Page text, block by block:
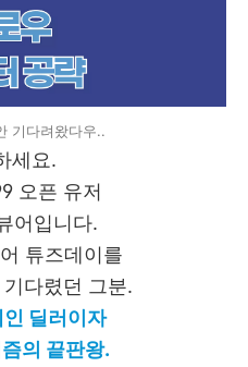
기다려왔다우..
세요.
오픈 유저
어입니다.
튜즈데이를
다렸던 그분.
딜러이자
의 끝판왕.